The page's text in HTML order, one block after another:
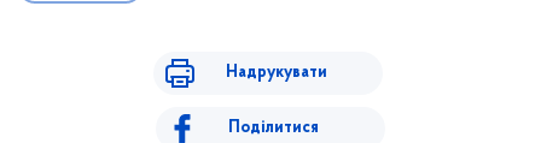
Надрукувати
Поділитися